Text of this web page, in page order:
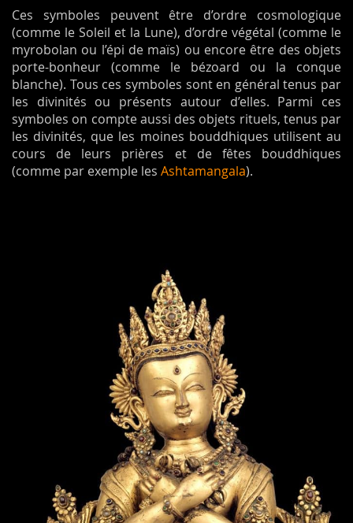
Ces symboles peuvent être d’ordre cosmologique
(comme le Soleil et la Lune), d’ordre végétal (comme le
myrobolan ou l’épi de maïs) ou encore être des objets
porte-bonheur (comme le bézoard ou la conque
blanche). Tous ces symboles sont en général tenus par
les divinités ou présents autour d’elles. Parmi ces
symboles on compte aussi des objets rituels, tenus par
les divinités, que les moines bouddhiques utilisent au
cours de leurs prières et de fêtes bouddhiques
(comme par exemple les Ashtamangala).